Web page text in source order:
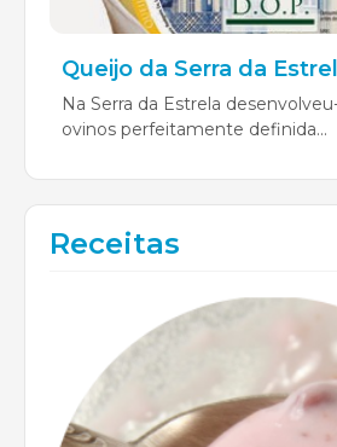
Queijo da Serra da
Na Serra da Estrela
ovinos perfeitamente definida...
Receitas